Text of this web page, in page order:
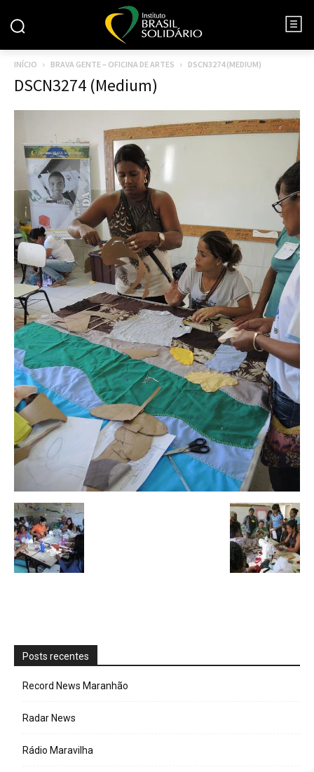
INÍCIO BRAVA GENTE – OFICINA DE ARTES DSCN3274 (MEDIUM)
DSCN3274 (Medium)
Posts recentes
Record News Maranhão
Radar News
Rádio Maravilha